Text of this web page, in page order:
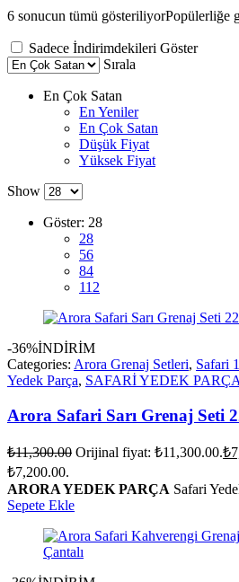
6 sonucun tümü gösteriliyorPopülerliğe
Sadece İndirimdekileri Göster
Sırala
En Çok Satan
En Yeniler
En Çok Satan
Düşük Fiyat
Yüksek Fiyat
Show
Göster: 28
28
56
84
112
-36%İNDİRİM
Categories: Arora Grenaj Setleri, Safari
Yedek Parça, SAFARİ YEDEK PARÇA
Arora Safari Sarı Grenaj Seti
₺11,300.00 Orijinal fiyat: ₺11,300.00.₺
₺7,200.00.
ARORA YEDEK PARÇA Safari
Sepete Ekle